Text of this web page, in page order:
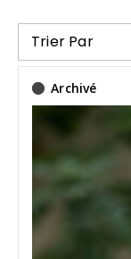
Trier Par
Archivé